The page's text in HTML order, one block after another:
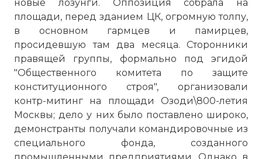
новые лозунги. Оппозиция собрала на
площади, перед зданием ЦК, огромную толпу,
в основном гармцев и памирцев,
просидевшую там два месяца. Сторонники
правящей группы, формально под эгидой
"Общественного комитета по защите
конституционного строя", организовали
контр-митинг на площади Озоди\800-летия
Москвы; дело у них было поставлено широко,
демонстранты получали командировочные из
специального фонда, созданного